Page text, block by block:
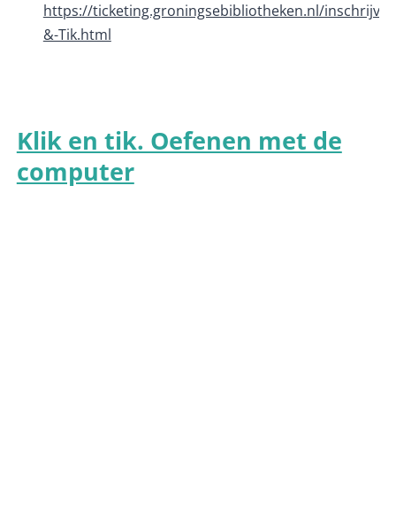
https://ticketing.groningsebibliotheken.nl/
&-Tik.html
Klik en tik. Oefenen met de
computer